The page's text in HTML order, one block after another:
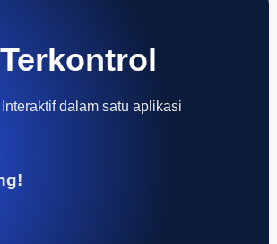
dalam satu aplikasi